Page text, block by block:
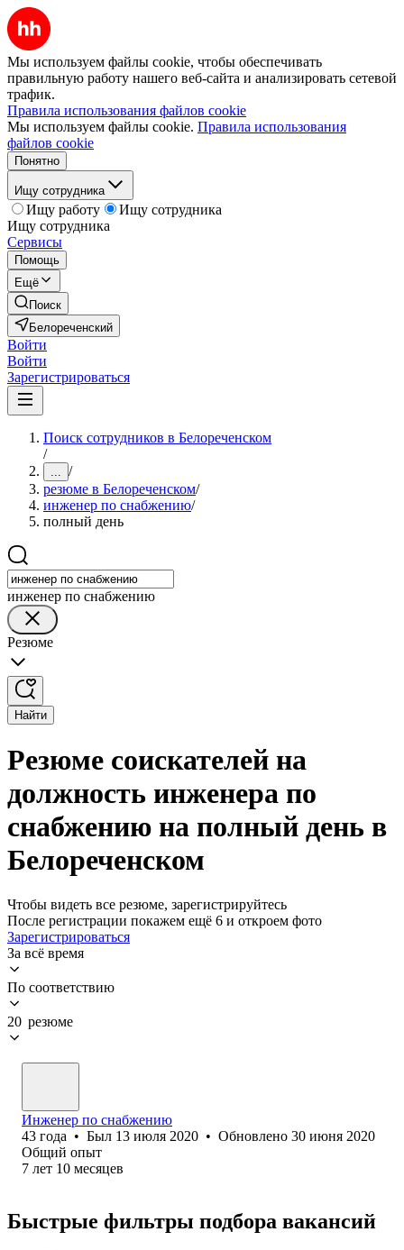
Мы используем файлы cookie, чтобы обеспечивать
правильную работу нашего веб-сайта и анализировать сетевой
трафик.
Правила использования файлов cookie
Мы используем файлы cookie. Правила использования
файлов cookie
Понятно
Ищу сотрудника
Ищу работу
Ищу сотрудника
Ищу сотрудника
Сервисы
Помощь
Ещё
Поиск
Белореченский
Войти
Войти
Зарегистрироваться
Поиск сотрудников в Белореченском
/
... /
резюме в Белореченском/
инженер по снабжению/
полный день
инженер по снабжению
Резюме
Найти
Резюме соискателей на
должность инженера по
снабжению на полный день в
Белореченском
Чтобы видеть все резюме, зарегистрируйтесь
После регистрации покажем ещё 6 и откроем фото
Зарегистрироваться
За всё время
По соответствию
20 резюме
Инженер по снабжению
43 года • Был 13 июля 2020 • Обновлено 30 июня 2020
Общий опыт
7 лет 10 месяцев
Быстрые фильтры подбора вакансий